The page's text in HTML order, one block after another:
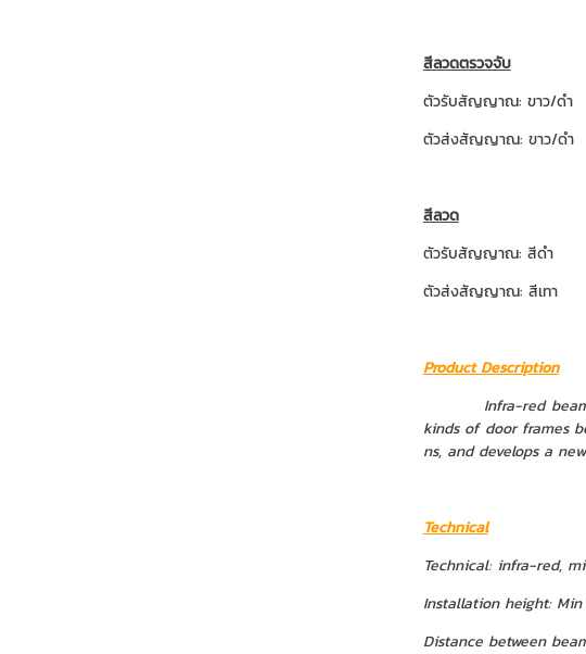
สีลวดตรวจจับ
ตัวรับสัญญาณ: ขาว/ดำ
ตัวส่งสัญญาณ: ขาว/ดำ
สีลวด
ตัวรับสัญญาณ: สีดำ
ตัวส่งสัญญาณ: สีเทา
Product Description
Infra-red beam is
kinds of door frames
ns, and develops a
Technical
Technical: infra-red,
Installation height:
Distance between